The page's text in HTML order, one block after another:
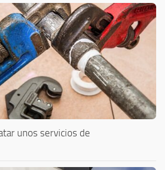
unos servicios de